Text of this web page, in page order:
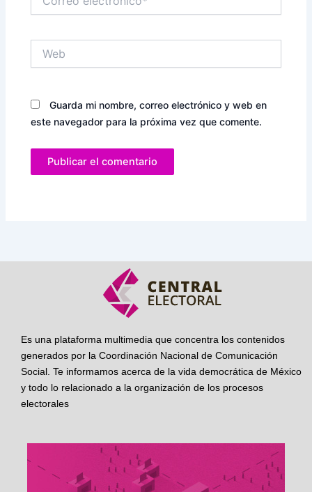
electrónico*
Guarda mi nombre, correo electrónico y web en
este navegador para la próxima vez que comente.
Es una plataforma multimedia que concentra los contenidos
generados por la Coordinación Nacional de Comunicación
Social. Te informamos acerca de la vida democrática de México
y todo lo relacionado a la organización de los procesos
electorales